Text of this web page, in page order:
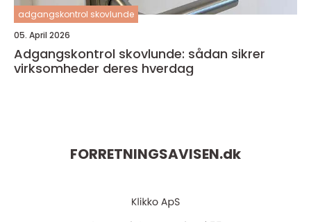
adgangskontrol skovlunde
05. April 2026
Adgangskontrol skovlunde: sådan sikrer
virksomheder deres hverdag
FORRETNINGSAVISEN.dk